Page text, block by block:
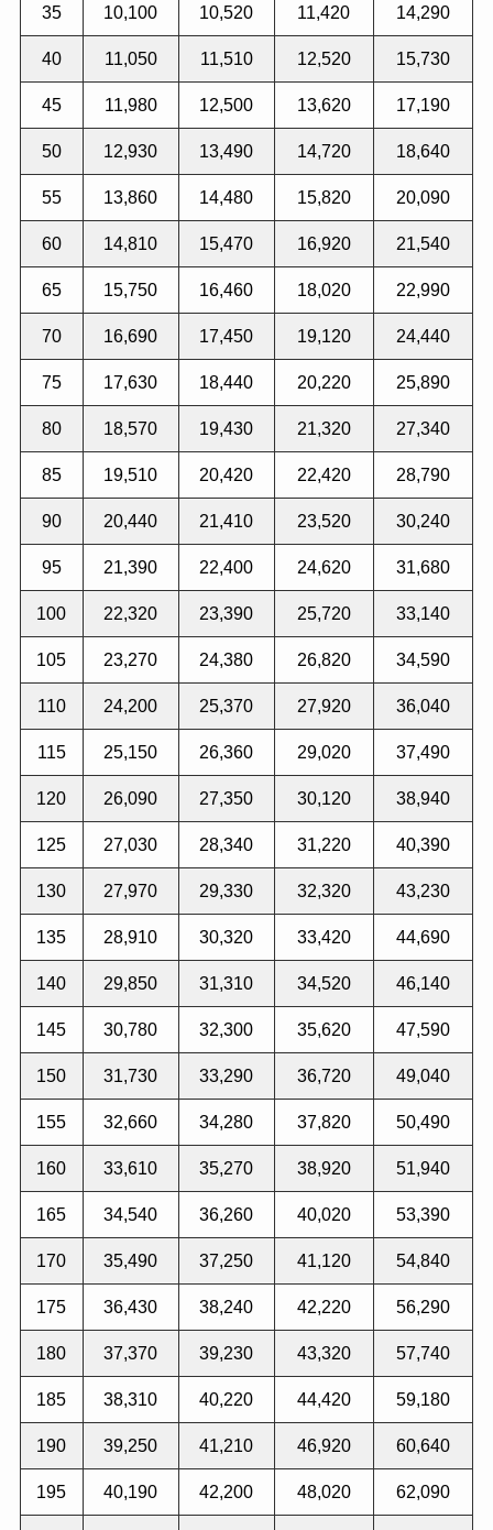
35 10,100 10,520 11,420 14,290
40 11,050 11,510 12,520 15,730
45 11,980 12,500 13,620 17,190
50 12,930 13,490 14,720 18,640
55 13,860 14,480 15,820 20,090
60 14,810 15,470 16,920 21,540
65 15,750 16,460 18,020 22,990
70 16,690 17,450 19,120 24,440
75 17,630 18,440 20,220 25,890
80 18,570 19,430 21,320 27,340
85 19,510 20,420 22,420 28,790
90 20,440 21,410 23,520 30,240
95 21,390 22,400 24,620 31,680
100 22,320 23,390 25,720 33,140
105 23,270 24,380 26,820 34,590
110 24,200 25,370 27,920 36,040
115 25,150 26,360 29,020 37,490
120 26,090 27,350 30,120 38,940
125 27,030 28,340 31,220 40,390
130 27,970 29,330 32,320 43,230
135 28,910 30,320 33,420 44,690
140 29,850 31,310 34,520 46,140
145 30,780 32,300 35,620 47,590
150 31,730 33,290 36,720 49,040
155 32,660 34,280 37,820 50,490
160 33,610 35,270 38,920 51,940
165 34,540 36,260 40,020 53,390
170 35,490 37,250 41,120 54,840
175 36,430 38,240 42,220 56,290
180 37,370 39,230 43,320 57,740
185 38,310 40,220 44,420 59,180
190 39,250 41,210 46,920 60,640
195 40,190 42,200 48,020 62,090